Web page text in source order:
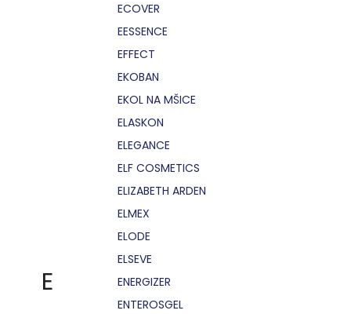
E
ECOVER
EESSENCE
EFFECT
EKOBAN
EKOL NA MŠICE
ELASKON
ELEGANCE
ELF COSMETICS
ELIZABETH ARDEN
ELMEX
ELODE
ELSEVE
ENERGIZER
ENTEROSGEL